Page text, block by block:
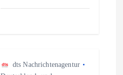
dts Nachrichtenagentur